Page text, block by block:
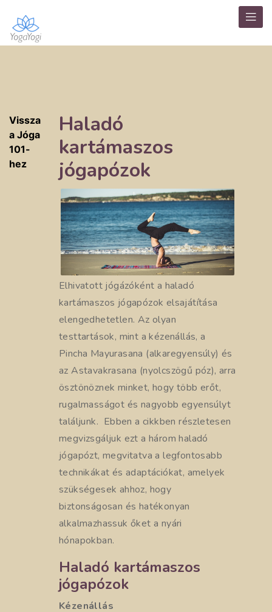
Vissza
a Jóga
101-
hez
Haladó
kartámaszos
jógapózok
Elhivatott jógázóként a haladó
kartámaszos jógapózok elsajátítása
elengedhetetlen. Az olyan
testtartások, mint a kézenállás, a
Pincha Mayurasana (alkaregyensúly) és
az Astavakrasana (nyolcszögű póz), arra
ösztönöznek minket, hogy több erőt,
rugalmasságot és nagyobb egyensúlyt
találjunk. Ebben a cikkben részletesen
megvizsgáljuk ezt a három haladó
jógapózt, megvitatva a legfontosabb
technikákat és adaptációkat, amelyek
szükségesek ahhoz, hogy
biztonságosan és hatékonyan
alkalmazhassuk őket a nyári
hónapokban.
Haladó kartámaszos
jógapózok
Kézenállás